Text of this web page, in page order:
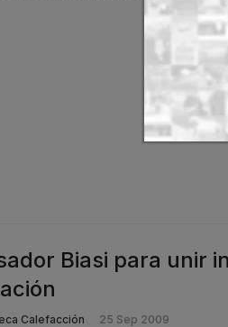
Biasi para unir
Calefacción 25 Sep 2009